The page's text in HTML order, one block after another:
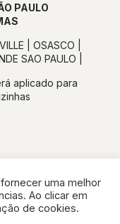
PAULO
| OSASCO |
SAO PAULO |
aplicado para
uma melhor
Ao clicar em
de cookies.